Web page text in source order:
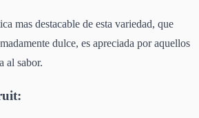
mas destacable de esta variedad, que
dulce, es apreciada por aquellos
al sabor.
: